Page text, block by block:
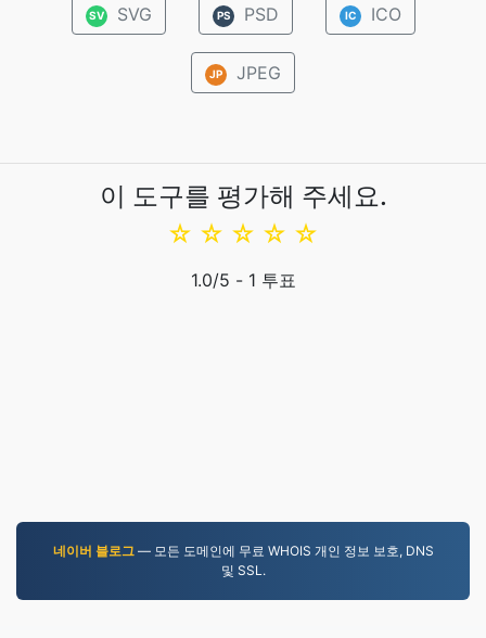
SV SVG PS PSD IC ICO
JP JPEG
이 도구를 평가해 주세요.
☆
☆
☆
☆
☆
1.0/5 - 1 투표
네이버 블로그— 모든 도메인에 무료 WHOIS 개인 정보 보호, DNS
및 SSL.